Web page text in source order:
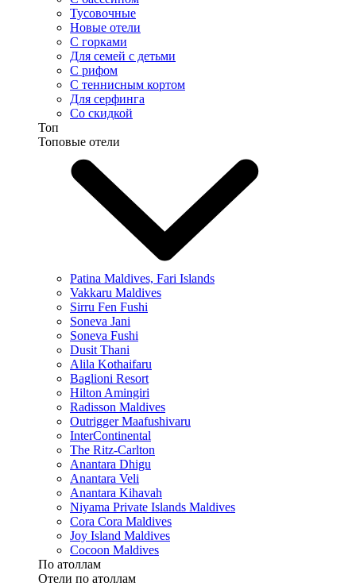
Тусовочные
Новые отели
С горками
Для семей с детьми
С рифом
С теннисным кортом
Для серфинга
Со скидкой
Топ
Топовые отели
Patina Maldives, Fari Islands
Vakkaru Maldives
Sirru Fen Fushi
Soneva Jani
Soneva Fushi
Dusit Thani
Alila Kothaifaru
Baglioni Resort
Hilton Amingiri
Radisson Maldives
Outrigger Maafushivaru
InterContinental
The Ritz-Carlton
Anantara Dhigu
Anantara Veli
Anantara Kihavah
Niyama Private Islands Maldives
Cora Cora Maldives
Joy Island Maldives
Cocoon Maldives
По атоллам
Отели по атоллам